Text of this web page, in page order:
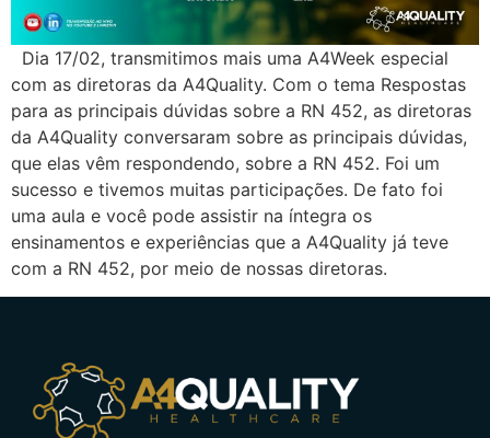
Dia 17/02, transmitimos mais uma A4Week especial
com as diretoras da A4Quality. Com o tema Respostas
para as principais dúvidas sobre a RN 452, as diretoras
da A4Quality conversaram sobre as principais dúvidas,
que elas vêm respondendo, sobre a RN 452. Foi um
sucesso e tivemos muitas participações. De fato foi
uma aula e você pode assistir na íntegra os
ensinamentos e experiências que a A4Quality já teve
com a RN 452, por meio de nossas diretoras.